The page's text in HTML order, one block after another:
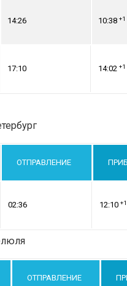
14:26 10:38 +1
17:10 14:02 +1
ОТПРАВЛЕНИЕ
02:36 12:10 +1
ОТПРАВЛЕНИЕ